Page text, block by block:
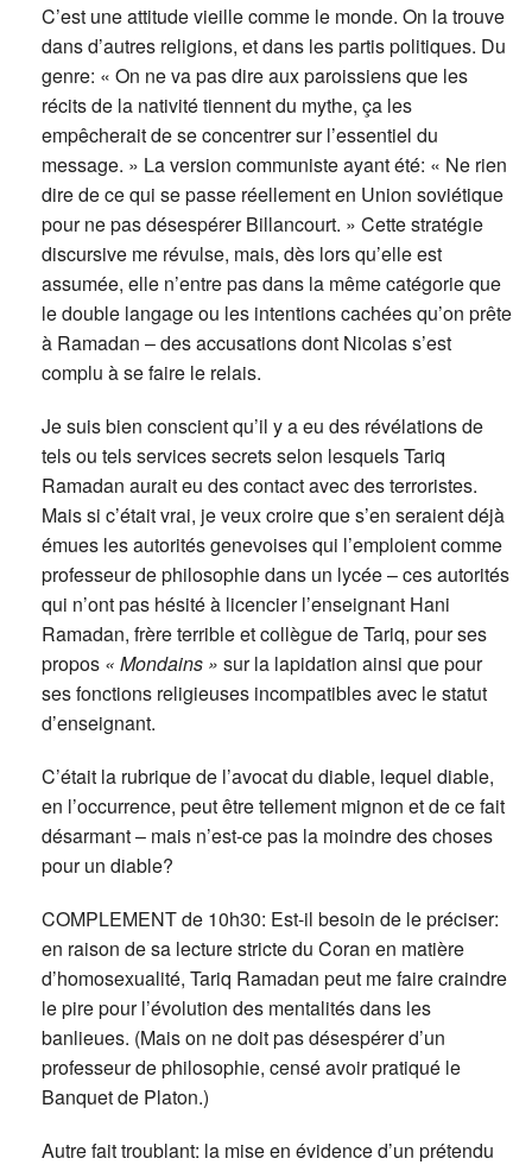
C’est une attitude vieille comme le monde. On la trouve
dans d’autres religions, et dans les partis politiques. Du
genre: « On ne va pas dire aux paroissiens que les
récits de la nativité tiennent du mythe, ça les
empêcherait de se concentrer sur l’essentiel du
message. » La version communiste ayant été: « Ne rien
dire de ce qui se passe réellement en Union soviétique
pour ne pas désespérer Billancourt. » Cette stratégie
discursive me révulse, mais, dès lors qu’elle est
assumée, elle n’entre pas dans la même catégorie que
le double langage ou les intentions cachées qu’on prête
à Ramadan – des accusations dont Nicolas s’est
complu à se faire le relais.
Je suis bien conscient qu’il y a eu des révélations de
tels ou tels services secrets selon lesquels Tariq
Ramadan aurait eu des contact avec des terroristes.
Mais si c’était vrai, je veux croire que s’en seraient déjà
émues les autorités genevoises qui l’emploient comme
professeur de philosophie dans un lycée – ces autorités
qui n’ont pas hésité à licencier l’enseignant Hani
Ramadan, frère terrible et collègue de Tariq, pour ses
propos « Mondains » sur la lapidation ainsi que pour
ses fonctions religieuses incompatibles avec le statut
d’enseignant.
C’était la rubrique de l’avocat du diable, lequel diable,
en l’occurrence, peut être tellement mignon et de ce fait
désarmant – mais n’est-ce pas la moindre des choses
pour un diable?
COMPLEMENT de 10h30: Est-il besoin de le préciser:
en raison de sa lecture stricte du Coran en matière
d’homosexualité, Tariq Ramadan peut me faire craindre
le pire pour l’évolution des mentalités dans les
banlieues. (Mais on ne doit pas désespérer d’un
professeur de philosophie, censé avoir pratiqué le
Banquet de Platon.)
Autre fait troublant: la mise en évidence d’un prétendu